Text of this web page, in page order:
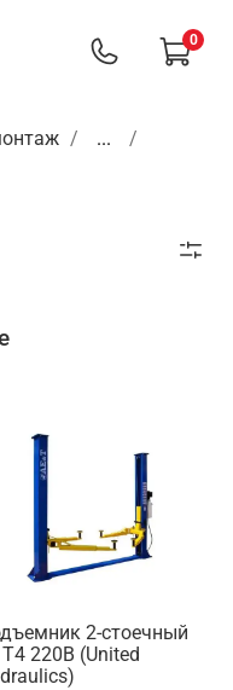
0
...
2-стоечный
220B (United